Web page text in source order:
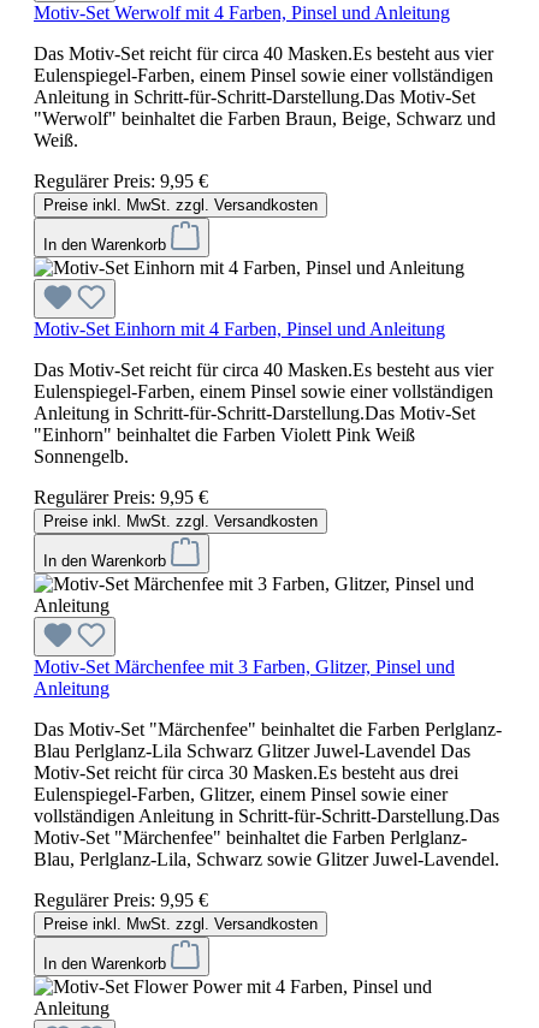
Motiv-Set Werwolf mit 4 Farben, Pinsel und Anleitung
Das Motiv-Set reicht für circa 40 Masken.Es besteht aus vier
Eulenspiegel-Farben, einem Pinsel sowie einer vollständigen
Anleitung in Schritt-für-Schritt-Darstellung.Das Motiv-Set
"Werwolf" beinhaltet die Farben Braun, Beige, Schwarz und
Weiß.
Regulärer Preis: 9,95 €
Preise inkl. MwSt. zzgl. Versandkosten
In den Warenkorb
Motiv-Set Einhorn mit 4 Farben, Pinsel und Anleitung
Das Motiv-Set reicht für circa 40 Masken.Es besteht aus vier
Eulenspiegel-Farben, einem Pinsel sowie einer vollständigen
Anleitung in Schritt-für-Schritt-Darstellung.Das Motiv-Set
"Einhorn" beinhaltet die Farben Violett Pink Weiß
Sonnengelb.
Regulärer Preis: 9,95 €
Preise inkl. MwSt. zzgl. Versandkosten
In den Warenkorb
Motiv-Set Märchenfee mit 3 Farben, Glitzer, Pinsel und
Anleitung
Das Motiv-Set "Märchenfee" beinhaltet die Farben Perlglanz-
Blau Perlglanz-Lila Schwarz Glitzer Juwel-Lavendel Das
Motiv-Set reicht für circa 30 Masken.Es besteht aus drei
Eulenspiegel-Farben, Glitzer, einem Pinsel sowie einer
vollständigen Anleitung in Schritt-für-Schritt-Darstellung.Das
Motiv-Set "Märchenfee" beinhaltet die Farben Perlglanz-
Blau, Perlglanz-Lila, Schwarz sowie Glitzer Juwel-Lavendel.
Regulärer Preis: 9,95 €
Preise inkl. MwSt. zzgl. Versandkosten
In den Warenkorb